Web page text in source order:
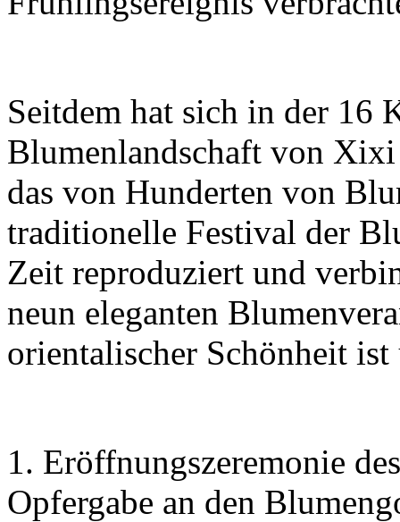
Seitdem hat sich in der 16
Blumenlandschaft von
das von Hunderten von
traditionelle Festival der
Zeit reproduziert und
neun eleganten
orientalischer Schönheit
1. Eröffnungszeremonie
Opfergabe an den